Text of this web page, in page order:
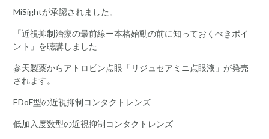
MiSightが承認されました。
「近視抑制治療の最前線ー本格始動の前に知っておくべきポイ
ント」を聴講しました
参天製薬からアトロピン点眼「リジュセアミニ点眼液」が発売
されます。
EDoF型の近視抑制コンタクトレンズ
低加入度数型の近視抑制コンタクトレンズ